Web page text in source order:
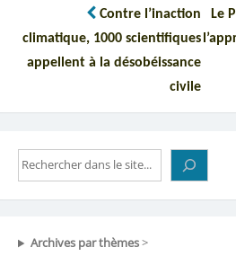
Navigation
de
l’article
Contre l’inaction
climatique, 1000 scientifiques
appellent à la désobéissance
civile
Le
Rechercher
Archives par thèmes>